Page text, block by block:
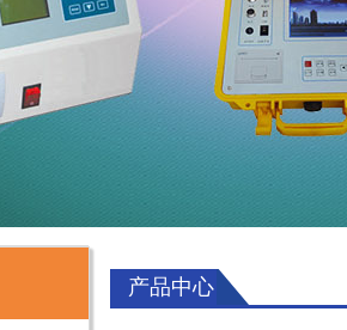
产品中心